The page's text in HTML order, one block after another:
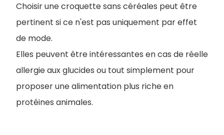
Choisir une croquette sans céréales peut être
pertinent si ce n'est pas uniquement par effet
de mode.
Elles peuvent être intéressantes en cas de réelle
allergie aux glucides ou tout simplement pour
proposer une alimentation plus riche en
protéines animales.